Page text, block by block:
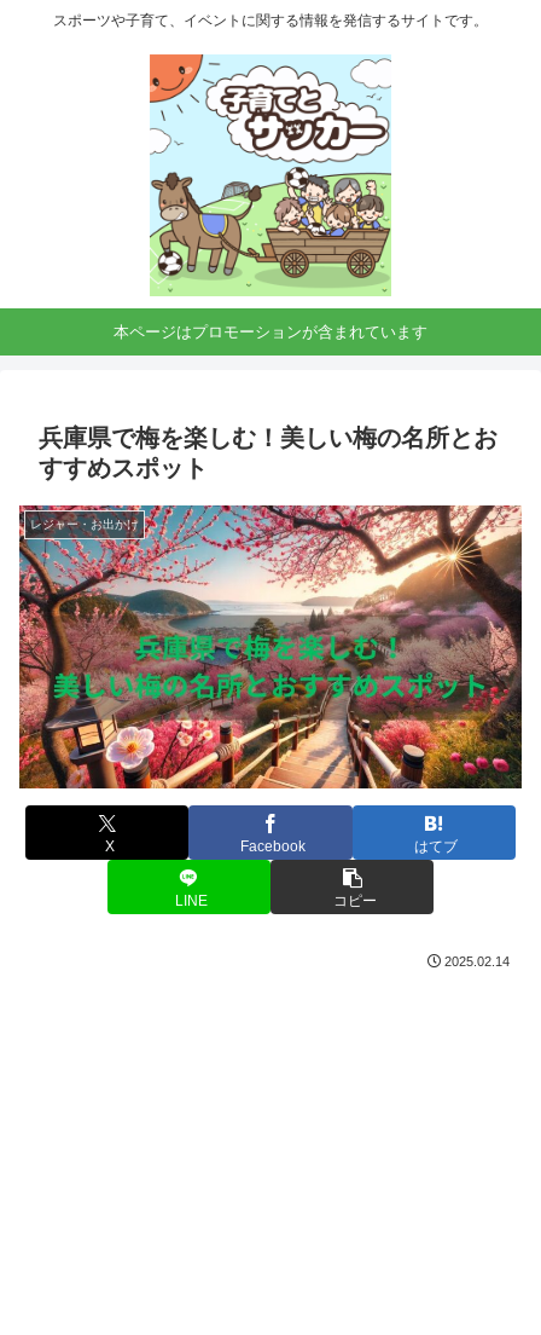
スポーツや子育て、イベントに関する情報を発信するサイトです。
本ページはプロモーションが含まれています
兵庫県で梅を楽しむ！美しい梅の名所とお
すすめスポット
レジャー・お出かけ
X Facebook はてブ
LINE コピー
2025.02.14